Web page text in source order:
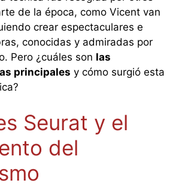
de la época, como Vicent van
crear espectaculares e
conocidas y admiradas por
Pero ¿cuáles son las
principales y cómo surgió esta
Seurat y el
del